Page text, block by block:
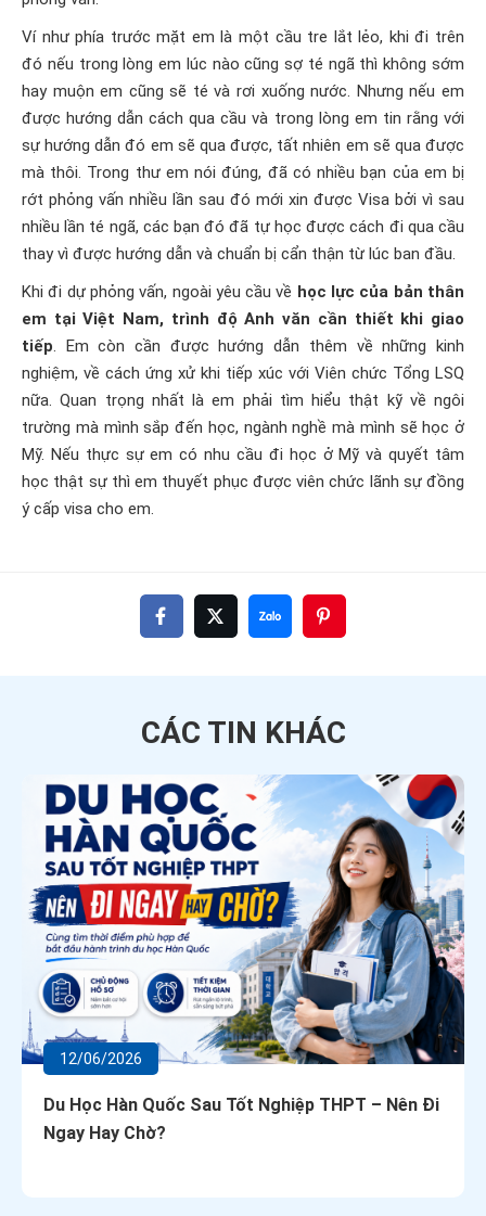
Ví như phía trước mặt em là một cầu tre lắt lẻo, khi đi trên
đó nếu trong lòng em lúc nào cũng sợ té ngã thì không sớm
hay muộn em cũng sẽ té và rơi xuống nước. Nhưng nếu em
được hướng dẫn cách qua cầu và trong lòng em tin rằng với
sự hướng dẫn đó em sẽ qua được, tất nhiên em sẽ qua được
mà thôi. Trong thư em nói đúng, đã có nhiều bạn của em bị
rớt phỏng vấn nhiều lần sau đó mới xin được Visa bởi vì sau
nhiều lần té ngã, các bạn đó đã tự học được cách đi qua cầu
thay vì được hướng dẫn và chuẩn bị cẩn thận từ lúc ban đầu.
Khi đi dự phỏng vấn, ngoài yêu cầu về học lực của bản thân
em tại Việt Nam, trình độ Anh văn cần thiết khi giao
tiếp. Em còn cần được hướng dẫn thêm về những kinh
nghiệm, về cách ứng xử khi tiếp xúc với Viên chức Tổng LSQ
nữa. Quan trọng nhất là em phải tìm hiểu thật kỹ về ngôi
trường mà mình sắp đến học, ngành nghề mà mình sẽ học ở
Mỹ. Nếu thực sự em có nhu cầu đi học ở Mỹ và quyết tâm
học thật sự thì em thuyết phục được viên chức lãnh sự đồng
ý cấp visa cho em.
CÁC TIN KHÁC
12/06/2026
Du Học Hàn Quốc Sau Tốt Nghiệp THPT – Nên Đi
Ngay Hay Chờ?